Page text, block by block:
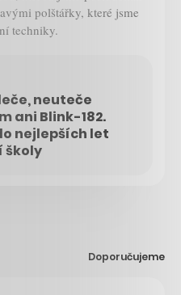
polštářky, které jsme
techniky.
neuteče
ani Blink-182.
nejlepších let
školy
Doporučujeme